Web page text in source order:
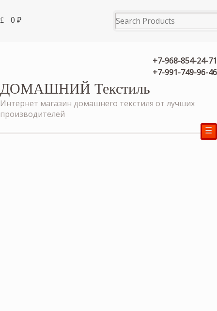
0 ₽
+7-968-854-24-71
+7-991-749-96-46
ДОМАШНИЙ Текстиль
Интернет магазин домашнего текстиля от лучших
производителей
☰